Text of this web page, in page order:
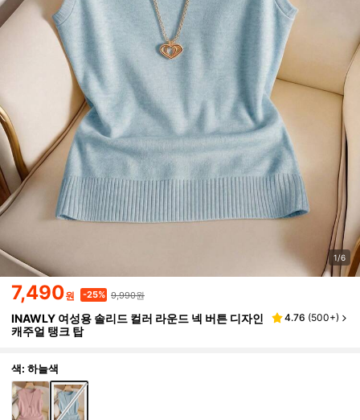
1/6
7,490원 -25% 9,990원
INAWLY 여성용 솔리드 컬러 라운드 넥 버튼 디자인
캐주얼 탱크 탑
4.76 (500+)
색: 하늘색